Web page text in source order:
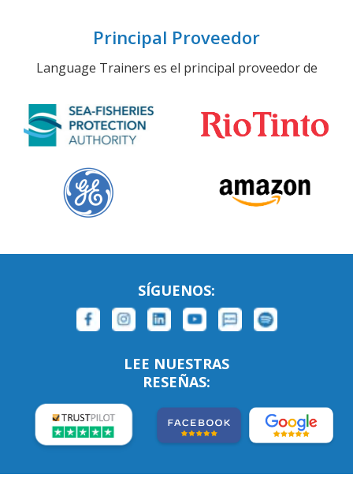
Principal Proveedor
Language Trainers es el principal proveedor de
SÍGUENOS:
LEE NUESTRAS
RESEÑAS: